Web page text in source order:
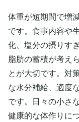
体重が短期間で増
です。食事内容や
化、塩分の摂りす
脂肪の蓄積が考え
とが大切です。対
な水分補給、適度
です。日々の小さ
健康的な体作りに